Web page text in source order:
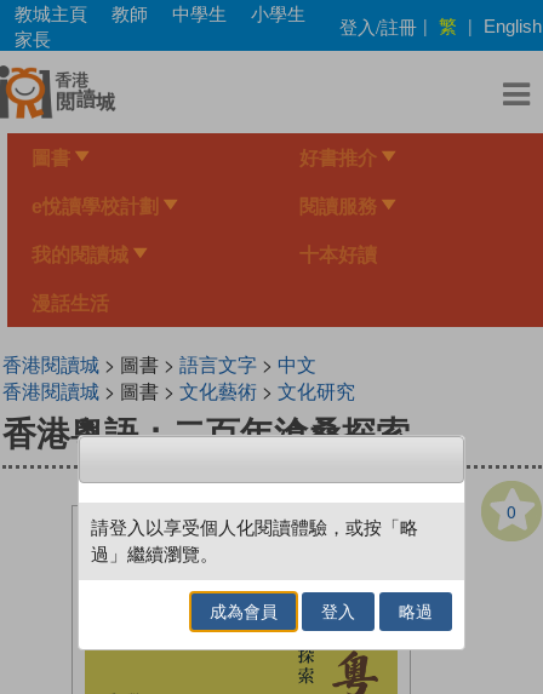
Skip
main
content
教城主頁 教師 中學生
小學生
家長
登入/註冊 | 繁 | English
圖書 好書推介
e悅讀學校計劃 閱讀服務
我的閱讀城 十本好讀
漫話生活
香港閱讀城> 圖書 > 語言文字> 中文
香港閱讀城> 圖書 > 文化藝術> 文化研究
香港粵語：二百年滄桑探索
0
請登入以享受個人化閱讀體驗，或按「略
過」繼續瀏覽。
成為會員 登入 略過